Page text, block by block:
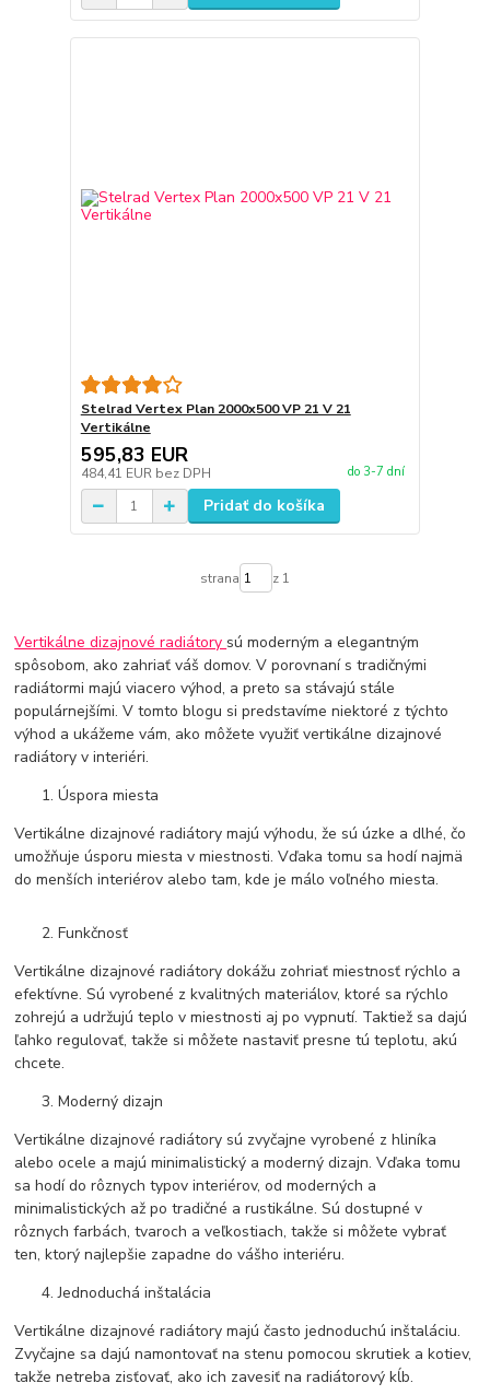
Stelrad Vertex Plan 2000x500 VP 21 V 21
Vertikálne
595,83 EUR
484,41 EUR bez DPH do 3-7 dní
Pridať do košíka
strana z 1
Vertikálne dizajnové radiátory sú moderným a elegantným
spôsobom, ako zahriať váš domov. V porovnaní s tradičnými
radiátormi majú viacero výhod, a preto sa stávajú stále
populárnejšími. V tomto blogu si predstavíme niektoré z týchto
výhod a ukážeme vám, ako môžete využiť vertikálne dizajnové
radiátory v interiéri.
Úspora miesta
Vertikálne dizajnové radiátory majú výhodu, že sú úzke a dlhé, čo
umožňuje úsporu miesta v miestnosti. Vďaka tomu sa hodí najmä
do menších interiérov alebo tam, kde je málo voľného miesta.
Funkčnosť
Vertikálne dizajnové radiátory dokážu zohriať miestnosť rýchlo a
efektívne. Sú vyrobené z kvalitných materiálov, ktoré sa rýchlo
zohrejú a udržujú teplo v miestnosti aj po vypnutí. Taktiež sa dajú
ľahko regulovať, takže si môžete nastaviť presne tú teplotu, akú
chcete.
Moderný dizajn
Vertikálne dizajnové radiátory sú zvyčajne vyrobené z hliníka
alebo ocele a majú minimalistický a moderný dizajn. Vďaka tomu
sa hodí do rôznych typov interiérov, od moderných a
minimalistických až po tradičné a rustikálne. Sú dostupné v
rôznych farbách, tvaroch a veľkostiach, takže si môžete vybrať
ten, ktorý najlepšie zapadne do vášho interiéru.
Jednoduchá inštalácia
Vertikálne dizajnové radiátory majú často jednoduchú inštaláciu.
Zvyčajne sa dajú namontovať na stenu pomocou skrutiek a kotiev,
takže netreba zisťovať, ako ich zavesiť na radiátorový kĺb.